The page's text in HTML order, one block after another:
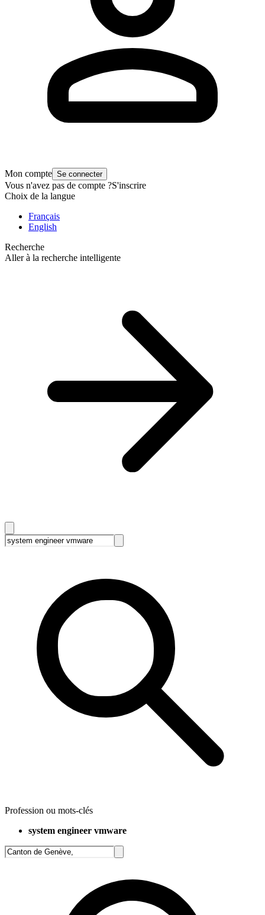
Mon compte Se connecter
Vous n'avez pas de compte ?S'inscrire
Choix de la langue
Français
English
Recherche
Aller à la recherche intelligente
Profession ou mots-clés
system engineer vmware